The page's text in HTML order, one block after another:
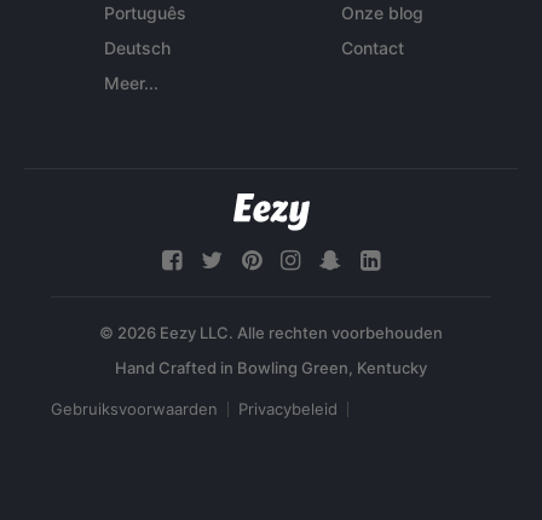
Português
Deutsch
Meer...
Onze blog
Contact
© 2026 Eezy LLC. Alle rechten voorbehouden
Gebruiksvoorwaarden Privacybeleid